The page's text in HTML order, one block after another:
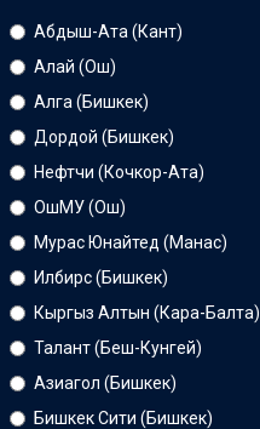
Абдыш-Ата (Кант)
Алай (Ош)
Алга (Бишкек)
Дордой (Бишкек)
Нефтчи (Кочкор-Ата)
ОшМУ (Ош)
Мурас Юнайтед (Манас)
Илбирс (Бишкек)
Кыргыз Алтын (Кара-Балта)
Талант (Беш-Кунгей)
Азиагол (Бишкек)
Бишкек Сити (Бишкек)